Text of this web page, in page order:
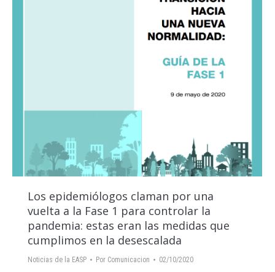
Los epidemiólogos claman por una
vuelta a la Fase 1 para controlar la
pandemia: estas eran las medidas que
cumplimos en la desescalada
Noticias de la EASP Por Comunicacion 02/10/2020